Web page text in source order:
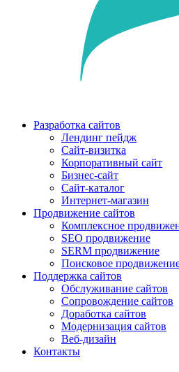
Разработка сайтов
Лендинг пейдж
Сайт-визитка
Корпоративный сайт
Бизнес-сайт
Сайт-каталог
Интернет-магазин
Продвижение сайтов
Комплексное
SEO продвижение
SERM продвижение
Поисковое
Поддержка сайтов
Обслуживание сайтов
Сопровождение сайтов
Доработка сайтов
Модернизация сайтов
Веб-дизайн
Контакты